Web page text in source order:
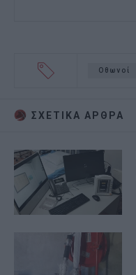
Οθωνοί
ΣΧΕΤΙΚA AΡΘΡΑ